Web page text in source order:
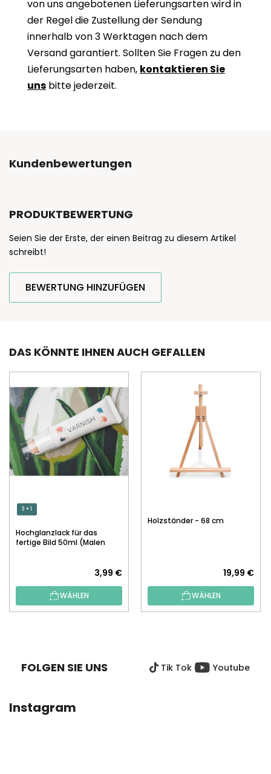
von uns angebotenen Lieferungsarten wird in
der Regel die Zustellung der Sendung
innerhalb von 3 Werktagen nach dem
Versand garantiert. Sollten Sie Fragen zu den
Lieferungsarten haben, kontaktieren Sie
uns bitte jederzeit.
Kundenbewertungen
PRODUKTBEWERTUNG
Seien Sie der Erste, der einen Beitrag zu diesem Artikel
schreibt!
BEWERTUNG HINZUFÜGEN
DAS KÖNNTE IHNEN AUCH GEFALLEN
3 + 1
Hochglanzlack für das
fertige Bild 50ml (Malen
3,99 €
WÄHLEN
Holzständer - 68 cm
19,99 €
WÄHLEN
FOLGEN SIE UNS Tik Tok Youtube
Instagram